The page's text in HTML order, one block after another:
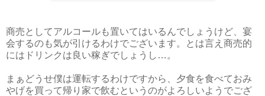
商売としてアルコールも置いてはいるんでしょうけど、宴
会するのも気が引けるわけでございます。とは言え商売的
にはドリンクは良い稼ぎでしょうし…。
まぁどうせ僕は運転するわけですから、夕食を食べておみ
やげを買って帰り家で飲むというのがよろしいようでござ